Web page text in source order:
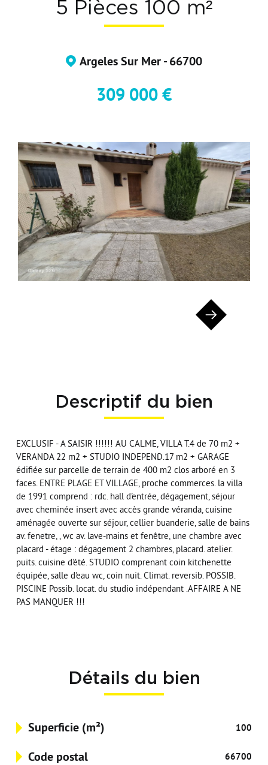
Devenir Adhérent
5 Pièces 100 m²
Argeles Sur Mer - 66700
309 000 €
Descriptif du bien
EXCLUSIF - A SAISIR !!!!!! AU CALME, VILLA T.4 de 70 m2 +
VERANDA 22 m2 + STUDIO INDEPEND.17 m2 + GARAGE
édifiée sur parcelle de terrain de 400 m2 clos arboré en 3
faces. ENTRE PLAGE ET VILLAGE, proche commerces. la villa
de 1991 comprend : rdc. hall d'entrée, dégagement, séjour
avec cheminée insert avec accès grande véranda, cuisine
aménagée ouverte sur séjour, cellier buanderie, salle de bains
av. fenetre, , wc av. lave-mains et fenêtre, une chambre avec
placard - étage : dégagement 2 chambres, placard. atelier.
puits. cuisine d'été. STUDIO comprenant coin kitchenette
équipée, salle d'eau wc, coin nuit. Climat. reversib. POSSIB.
PISCINE Possib. locat. du studio indépendant .AFFAIRE A NE
PAS MANQUER !!!
Détails du bien
Superficie (m²) 100
Code postal 66700